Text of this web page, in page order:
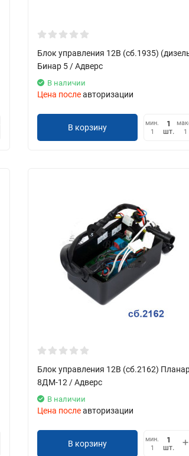
Блок управления 12В (сб.1935)
Бинар 5 / Адверс
В наличии
Цена послеавторизации
В корзину
мин.
1
шт.
1
Блок управления 12В (сб.2162)
8ДМ-12 / Адверс
В наличии
Цена послеавторизации
В корзину
мин.
1
шт.